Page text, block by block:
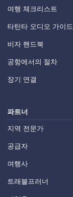
여행 체크리스트
타틴타 오디오 가이드
비자 핸드북
공항에서의 절차
장기 연결
파트너
지역 전문가
공급자
여행사
트래블프러너